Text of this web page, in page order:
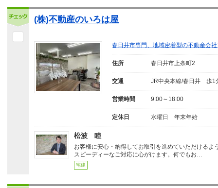
(株)不動産のいろは屋
春日井市専門、地域密着型の不動産会
住所 春日井市上条町2
交通 JR中央本線/春日井 歩1
営業時間 9:00～18:00
定休日 水曜日 年末年始
松波 睦
お客様に安心・納得してお取引を進めていただけるよ
スピーディーなご対応に心がけます。何でもお…
宅建